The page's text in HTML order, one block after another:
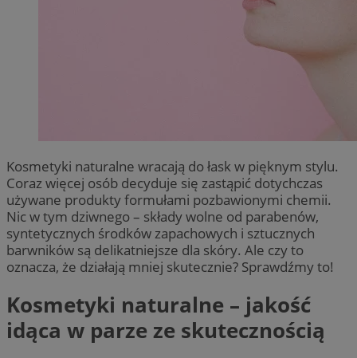
Kosmetyki naturalne wracają do łask w pięknym stylu.
Coraz więcej osób decyduje się zastąpić dotychczas
używane produkty formułami pozbawionymi chemii.
Nic w tym dziwnego – składy wolne od parabenów,
syntetycznych środków zapachowych i sztucznych
barwników są delikatniejsze dla skóry. Ale czy to
oznacza, że działają mniej skutecznie? Sprawdźmy to!
Kosmetyki naturalne – jakość
idąca w parze ze skutecznością